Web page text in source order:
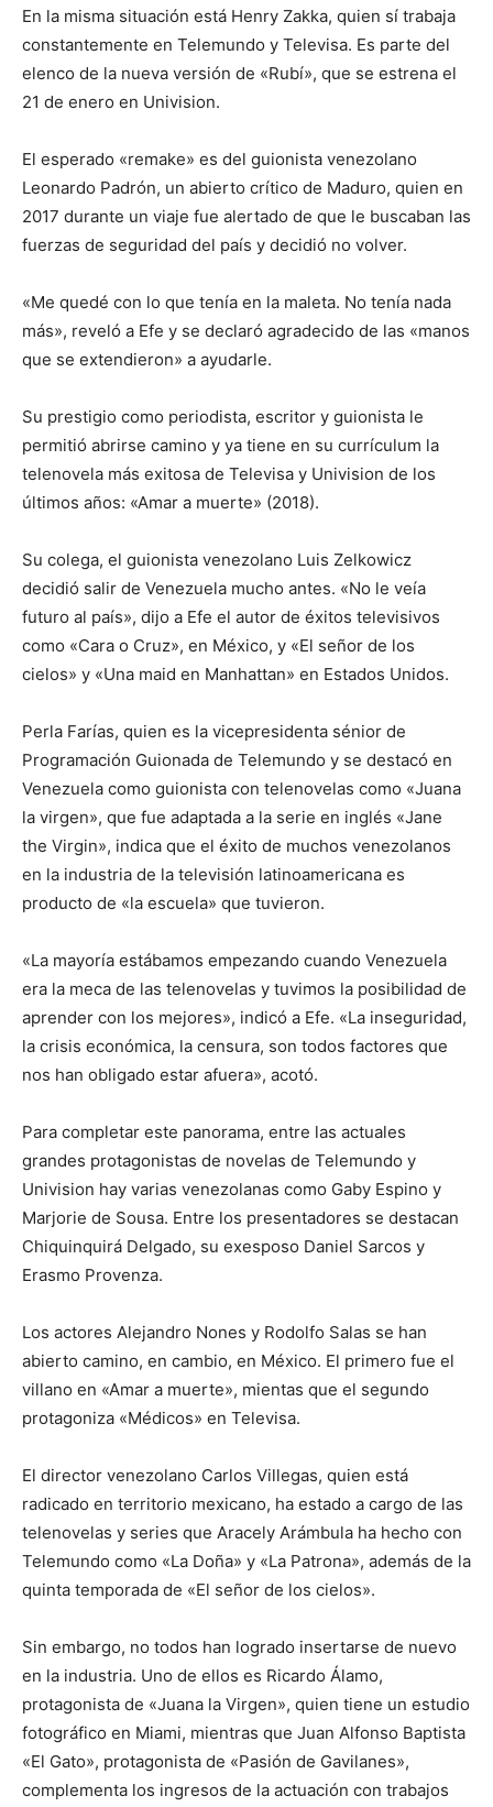
En la misma situación está Henry Zakka, quien sí trabaja
constantemente en Telemundo y Televisa. Es parte del
elenco de la nueva versión de «Rubí», que se estrena el
21 de enero en Univision.
El esperado «remake» es del guionista venezolano
Leonardo Padrón, un abierto crítico de Maduro, quien en
2017 durante un viaje fue alertado de que le buscaban las
fuerzas de seguridad del país y decidió no volver.
«Me quedé con lo que tenía en la maleta. No tenía nada
más», reveló a Efe y se declaró agradecido de las «manos
que se extendieron» a ayudarle.
Su prestigio como periodista, escritor y guionista le
permitió abrirse camino y ya tiene en su currículum la
telenovela más exitosa de Televisa y Univision de los
últimos años: «Amar a muerte» (2018).
Su colega, el guionista venezolano Luis Zelkowicz
decidió salir de Venezuela mucho antes. «No le veía
futuro al país», dijo a Efe el autor de éxitos televisivos
como «Cara o Cruz», en México, y «El señor de los
cielos» y «Una maid en Manhattan» en Estados Unidos.
Perla Farías, quien es la vicepresidenta sénior de
Programación Guionada de Telemundo y se destacó en
Venezuela como guionista con telenovelas como «Juana
la virgen», que fue adaptada a la serie en inglés «Jane
the Virgin», indica que el éxito de muchos venezolanos
en la industria de la televisión latinoamericana es
producto de «la escuela» que tuvieron.
«La mayoría estábamos empezando cuando Venezuela
era la meca de las telenovelas y tuvimos la posibilidad de
aprender con los mejores», indicó a Efe. «La inseguridad,
la crisis económica, la censura, son todos factores que
nos han obligado estar afuera», acotó.
Para completar este panorama, entre las actuales
grandes protagonistas de novelas de Telemundo y
Univision hay varias venezolanas como Gaby Espino y
Marjorie de Sousa. Entre los presentadores se destacan
Chiquinquirá Delgado, su exesposo Daniel Sarcos y
Erasmo Provenza.
Los actores Alejandro Nones y Rodolfo Salas se han
abierto camino, en cambio, en México. El primero fue el
villano en «Amar a muerte», mientas que el segundo
protagoniza «Médicos» en Televisa.
El director venezolano Carlos Villegas, quien está
radicado en territorio mexicano, ha estado a cargo de las
telenovelas y series que Aracely Arámbula ha hecho con
Telemundo como «La Doña» y «La Patrona», además de la
quinta temporada de «El señor de los cielos».
Sin embargo, no todos han logrado insertarse de nuevo
en la industria. Uno de ellos es Ricardo Álamo,
protagonista de «Juana la Virgen», quien tiene un estudio
fotográfico en Miami, mientras que Juan Alfonso Baptista
«El Gato», protagonista de «Pasión de Gavilanes»,
complementa los ingresos de la actuación con trabajos